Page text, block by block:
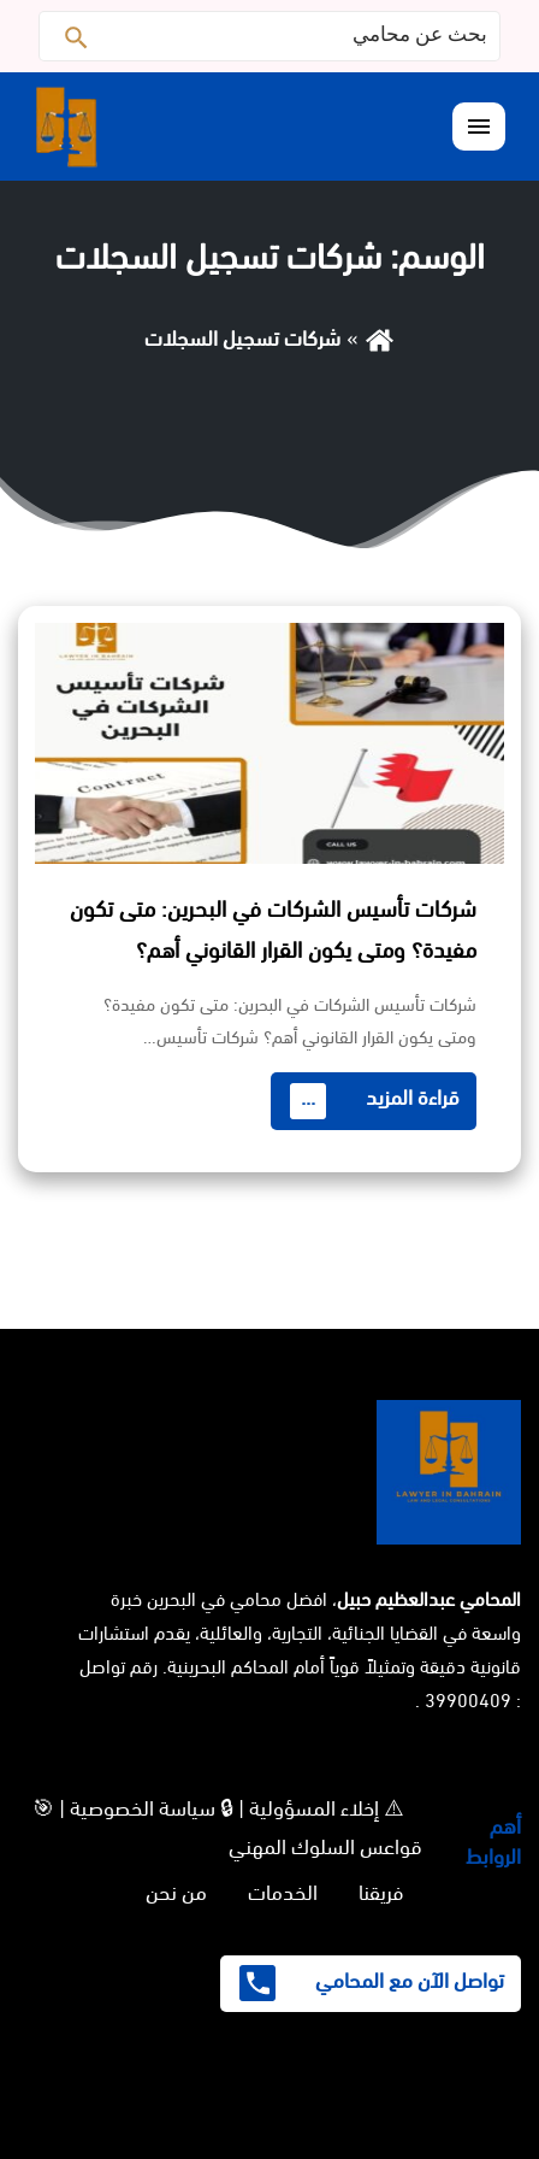
البحث
عن:
القائمة
الوسم:شركات تسجيل السجلات
شركات تسجيل السجلات
شركات تأسيس الشركات في البحرين: متى تكون
مفيدة؟ ومتى يكون القرار القانوني أهم؟
شركات تأسيس الشركات في البحرين: متى تكون مفيدة؟
ومتى يكون القرار القانوني أهم؟ شركات تأسيس…
قراءة المزيد ...
المحامي عبدالعظيم حبيل، افضل محامي في البحرين خبرة
واسعة في القضايا الجنائية، التجارية، والعائلية، يقدم استشارات
قانونية دقيقة وتمثيلاً قوياً أمام المحاكم البحرينية. رقم تواصل
: 39900409 .
أهم
الروابط
⚠️ إخلاء المسؤولية | 🔒 سياسة الخصوصية | 🎯
قواعس السلوك المهني
فريقنا
الخدمات من نحن
تواصل الآن مع المحامي